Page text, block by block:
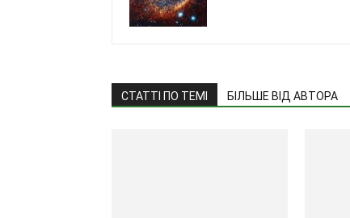
СТАТТІ ПО ТЕМІ БІЛЬШЕ ВІД АВТОРА